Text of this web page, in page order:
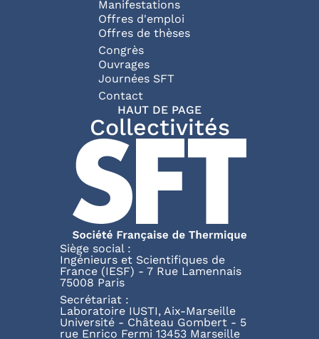
Manifestations
Offres d'emploi
Offres de thèses
Congrès
Ouvrages
Journées SFT
Pied de page
Contact
HAUT DE PAGE
Collectivités
Siège social :
Ingénieurs et Scientifiques de
France (IESF) - 7 Rue Lamennais
75008 Paris
Secrétariat :
Laboratoire IUSTI, Aix-Marseille
Université - Château Gombert - 5
rue Enrico Fermi 13453 Marseille